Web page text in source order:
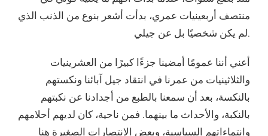
منتصف أربعينيات عمري، بدأت أشعر بنوع من الذنب الذي
لم يكن شخصيًا بل عن جيلي.
أعني أننا عمومًا أمضينا جزءًا كبيرًا من العشرينيات
والثلاثينيات من عمرنا في انتقاد جيل آبائنا ونكستهم
بالنكسة، بعد أن سمعنا بالطبع من أجدادنا عن نكبتهم
بالنكبة، والأحداث ما بينهما. فمن ناحية، كان لديهم أحلامهم
وانتماءاتهم السياسية، وبعض الانتصارات الصغيرة هنا